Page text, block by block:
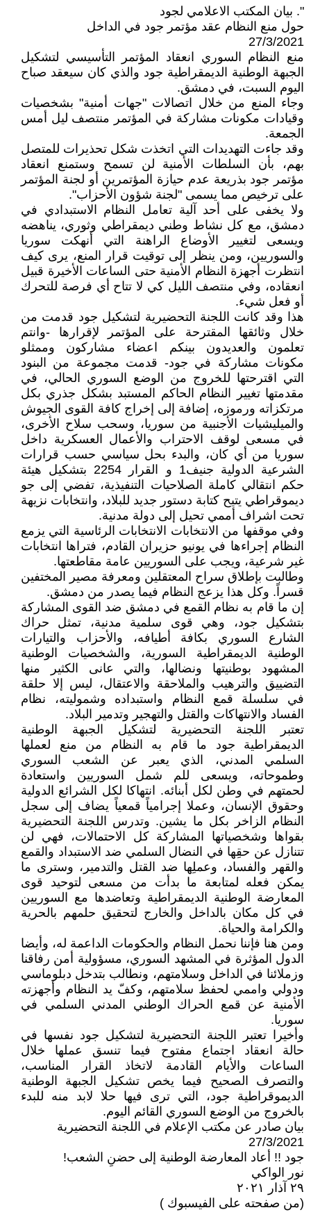
". بيان المكتب الاعلامي لجود
حول منع النظام عقد مؤتمر جود في الداخل
27/3/2021
منع النظام السوري انعقاد المؤتمر التأسيسي لتشكيل
الجبهة الوطنية الديمقراطية جود والذي كان سيعقد صباح
اليوم السبت، في دمشق.
وجاء المنع من خلال اتصالات "جهات أمنية" بشخصيات
وقيادات مكونات مشاركة في المؤتمر منتصف ليل أمس
الجمعة.
وقد جاءت التهديدات التي اتخذت شكل تحذيرات للمتصل
بهم، بأن السلطات الأمنية لن تسمح وستمنع انعقاد
مؤتمر جود بذريعة عدم حيازة المؤتمرين أو لجنة المؤتمر
على ترخيص مما يسمى "لجنة شؤون الأحزاب".
‏ولا يخفى على أحد آلية تعامل النظام الاستبدادي في
دمشق، مع كل نشاط وطني ديمقراطي وثوري، يناهضه
ويسعى لتغيير الأوضاع الراهنة التي أنهكت سوريا
والسوريين، ومن ينظر إلى توقيت قرار المنع، يرى كيف
انتظرت أجهزة النظام الأمنية حتى الساعات الأخيرة قبيل
انعقاده، وفي منتصف الليل كي لا تتاح أي فرصة للتحرك
أو فعل شيء.
هذا وقد كانت اللجنة التحضيرية لتشكيل جود قدمت من
خلال وثائقها المقترحة على المؤتمر لإقرارها -وانتم
تعلمون والعديدون بينكم اعضاء مشاركون وممثلو
مكونات مشاركة في جود- قدمت مجموعة من البنود
التي اقترحتها للخروج من الوضع السوري الحالي، في
مقدمتها تغيير النظام الحاكم المستبد بشكل جذري بكل
مرتكزاته ورموزه، إضافة إلى إخراج كافة القوى الجيوش
والميليشيات الأجنبية من سوريا، وسحب سلاح الأخرى،
في مسعى لوقف الاحتراب والأعمال العسكرية داخل
سوريا من أي كان، والبدء بحل سياسي حسب قرارات
الشرعية الدولية جنيف1 و القرار 2254 بتشكيل هيئة
حكم انتقالي كاملة الصلاحيات التنفيذية، تفضي إلى جو
ديموقراطي يتيح كتابة دستور جديد للبلاد، وانتخابات نزيهة
تحت اشراف أممي تحيل إلى دولة مدنية.
‏‏وفي موقفها من الانتخابات ‏الانتخابات الرئاسية التي يزمع
النظام إجراءها في يونيو حزيران القادم، فتراها انتخابات
غير شرعية، ويجب على السوريين عامة مقاطعتها.
وطالبت بإطلاق سراح المعتقلين ومعرفة مصير المختفين
قسراً. وكل هذا يزعج النظام فيما يصدر من دمشق.
إن ما قام به نظام القمع في دمشق ضد القوى المشاركة
بتشكيل جود، وهي قوى سلمية مدنية، تمثل حراك
الشارع السوري بكافة أطيافه، والأحزاب والتيارات
الوطنية الديمقراطية السورية، والشخصيات الوطنية
المشهود بوطنيتها ونضالها، والتي عانى الكثير منها
التضييق والترهيب والملاحقة والاعتقال، ليس إلا حلقة
في سلسلة قمع النظام واستبداده وشموليته، نظام
الفساد والانتهاكات والقتل والتهجير وتدمير البلاد.
‏تعتبر اللجنة التحضيرية لتشكيل الجبهة الوطنية
الديمقراطية جود ما قام به النظام من منع لعملها
السلمي المدني، الذي يعبر عن الشعب السوري
وطموحاته، ويسعى للم شمل السوريين واستعادة
لحمتهم في وطن لكل أبنائه. انتهاكا لكل الشرائع الدولية
وحقوق الإنسان، وعملا إجرامياً قمعياً يضاف إلى سجل
النظام الزاخر بكل ما يشين. وتدرس اللجنة التحضيرية
بقواها وشخصياتها المشاركة ‏كل الاحتمالات، فهي لن
تتنازل عن حقِها في النضال السلمي ضد الاستبداد والقمع
والقهر والفساد، وعملِها ضد القتل والتدمير، وسترى ما
يمكن فعله لمتابعة ما بدأت من مسعى لتوحيد قوى
المعارضة الوطنية الديمقراطية وتعاضدها مع السوريين
في كل مكان بالداخل والخارج لتحقيق حلمهم بالحرية
والكرامة والحياة.
ومن هنا فإننا نحمل النظام والحكومات الداعمة له، وأيضا
الدول المؤثرة في المشهد السوري، مسؤولية أمن رفاقنا
وزملائنا في الداخل وسلامتهم، ونطالب بتدخل دبلوماسي
ودولي واممي لحفظ سلامتهم، وكفّ يد النظام وأجهزته
الأمنية عن قمع الحراك الوطني المدني السلمي في
سوريا.
وأخيرا تعتبر اللجنة التحضيرية لتشكيل جود نفسها في
حالة انعقاد اجتماع مفتوح فيما تنسق عملها خلال
الساعات والأيام القادمة لاتخاذ القرار المناسب،
والتصرف الصحيح فيما يخص تشكيل الجبهة الوطنية
الديموقراطية جود، التي ترى فيها حلا لابد منه للبدء
بالخروج من الوضع السوري القائم اليوم.
بيان صادر عن مكتب الإعلام في اللجنة التحضيرية
27/3/2021
جود !! أعاد المعارضة الوطنية إلى حضنِ الشعب!
نور الواكي
٢٩ آذار ٢٠٢١
(من صفحته على الفيسبوك )